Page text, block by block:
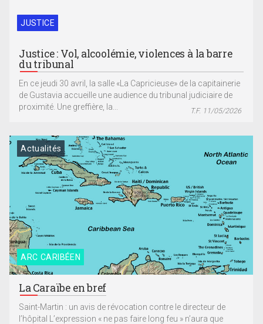
JUSTICE
Justice : Vol, alcoolémie, violences à la barre
du tribunal
En ce jeudi 30 avril, la salle «La Capricieuse» de la capitainerie
de Gustavia accueille une audience du tribunal judiciaire de
proximité. Une greffière, la...
T.F. 11/05/2026
ARC CARIBÉEN
Actualités
La Caraïbe en bref
Saint-Martin : un avis de révocation contre le directeur de
l’hôpital L’expression « ne pas faire long feu » n’aura que